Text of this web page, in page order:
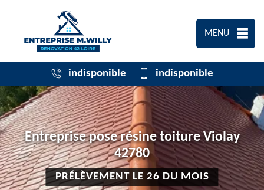
MENU
indisponible indisponible
Entreprise pose résine toiture Violay
42780
PRÉLÈVEMENT LE 26 DU MOIS